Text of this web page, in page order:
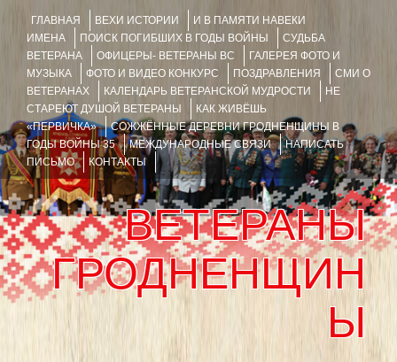
ГЛАВНАЯ ВЕХИ ИСТОРИИ
И В ПАМЯТИ НАВЕКИ
ИМЕНА
ПОИСК ПОГИБШИХ В ГОДЫ ВОЙНЫ
СУДЬБА
ВЕТЕРАНА
ОФИЦЕРЫ- ВЕТЕРАНЫ ВС
ГАЛЕРЕЯ ФОТО И
МУЗЫКА
ФОТО И ВИДЕО КОНКУРС ПОЗДРАВЛЕНИЯ
СМИ О
ВЕТЕРАНАХ
КАЛЕНДАРЬ ВЕТЕРАНСКОЙ МУДРОСТИ
НЕ
СТАРЕЮТ ДУШОЙ ВЕТЕРАНЫ
КАК ЖИВЁШЬ
«ПЕРВИЧКА»
СОЖЖЁННЫЕ ДЕРЕВНИ ГРОДНЕНЩИНЫ В
ГОДЫ ВОЙНЫ 35
МЕЖДУНАРОДНЫЕ СВЯЗИ
НАПИСАТЬ
ПИСЬМО
КОНТАКТЫ
ВЕТЕРАНЫ
ГРОДНЕНЩИН
Ы